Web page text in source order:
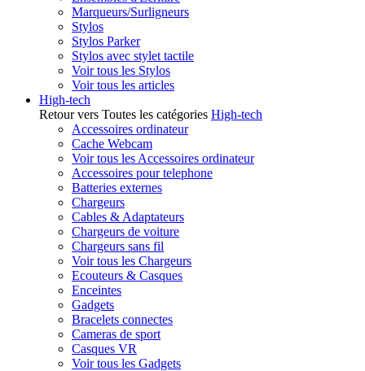
Marqueurs/Surligneurs
Stylos
Stylos Parker
Stylos avec stylet tactile
Voir tous les Stylos
Voir tous les articles
High-tech
Retour vers Toutes les catégories High-tech
Accessoires ordinateur
Cache Webcam
Voir tous les Accessoires ordinateur
Accessoires pour telephone
Batteries externes
Chargeurs
Cables & Adaptateurs
Chargeurs de voiture
Chargeurs sans fil
Voir tous les Chargeurs
Ecouteurs & Casques
Enceintes
Gadgets
Bracelets connectes
Cameras de sport
Casques VR
Voir tous les Gadgets